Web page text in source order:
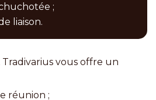
;
liaison.
Tradivarius vous offre un
réunion ;